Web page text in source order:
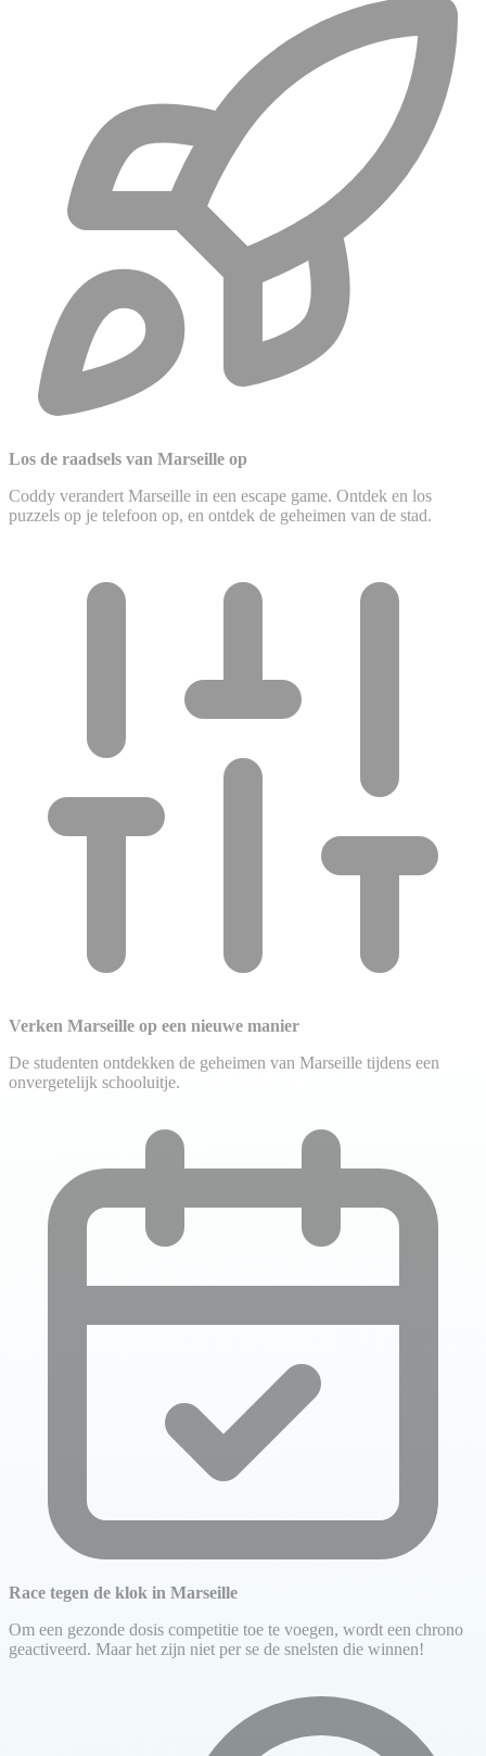
Los de raadsels van Marseille op
Coddy verandert Marseille in een escape game. Ontdek en los
puzzels op je telefoon op, en ontdek de geheimen van de stad.
Verken Marseille op een nieuwe manier
De studenten ontdekken de geheimen van Marseille tijdens een
onvergetelijk schooluitje.
Race tegen de klok in Marseille
Om een gezonde dosis competitie toe te voegen, wordt een chrono
geactiveerd. Maar het zijn niet per se de snelsten die winnen!